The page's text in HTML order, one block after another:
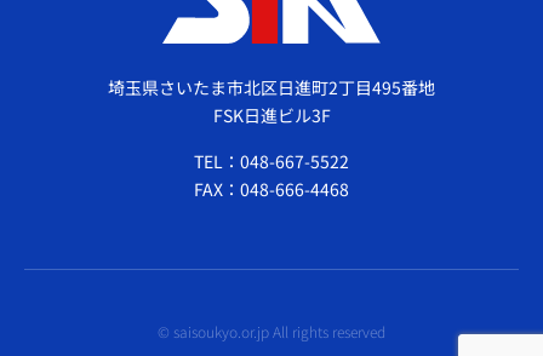
埼玉県さいたま市北区日進町2丁目495番地
FSK日進ビル3F
TEL：048-667-5522
FAX：048-666-4468
© saisoukyo.or.jp All rights reserved